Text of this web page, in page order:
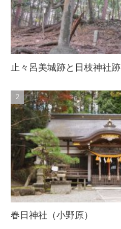
止々呂美城跡と日枝神社跡
春日神社（小野原）